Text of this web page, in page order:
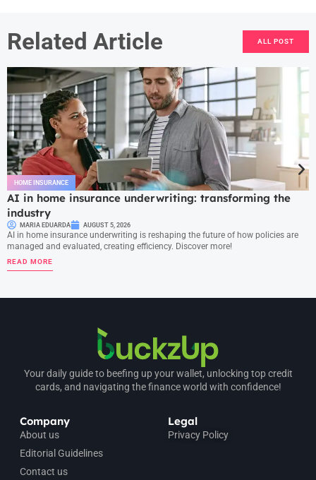
Related Article ALL POST
HOME INSURANCE
AI in home insurance underwriting: transforming the
industry
MARIA EDUARDA AUGUST 5, 2026
AI in home insurance underwriting is reshaping the future of how policies are
managed and evaluated, creating efficiency. Discover more!
READ MORE
Your daily guide to beefing up your wallet, unlocking top credit
cards, and navigating the finance world with confidence!
Company
About us
Editorial Guidelines
Contact us
Legal
Privacy Policy